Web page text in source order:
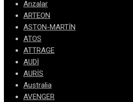
Arızalar
ARTEON
ASTON-MARTİN
ATOS
ATTRAGE
AUDİ
AURİS
Australia
AVENGER